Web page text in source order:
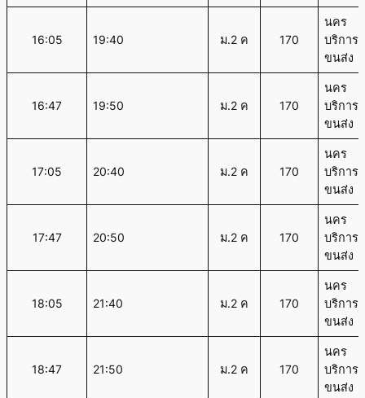
16:05 19:40 ม.2 ค 170
นคร
บริการ
ขนส่ง
16:47 19:50 ม.2 ค 170
นคร
บริการ
ขนส่ง
17:05 20:40 ม.2 ค 170
นคร
บริการ
ขนส่ง
17:47 20:50 ม.2 ค 170
นคร
บริการ
ขนส่ง
18:05 21:40 ม.2 ค 170
นคร
บริการ
ขนส่ง
18:47 21:50 ม.2 ค 170
นคร
บริการ
ขนส่ง